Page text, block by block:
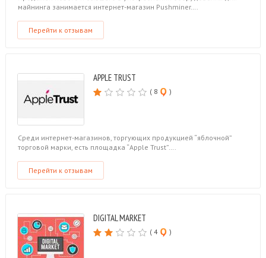
майнинга занимается интернет-магазин Pushminer….
Перейти к отзывам
APPLE TRUST
( 8 )
Среди интернет-магазинов, торгующих продукцией “яблочной”
торговой марки, есть площадка “Apple Trust”….
Перейти к отзывам
DIGITAL MARKET
( 4 )